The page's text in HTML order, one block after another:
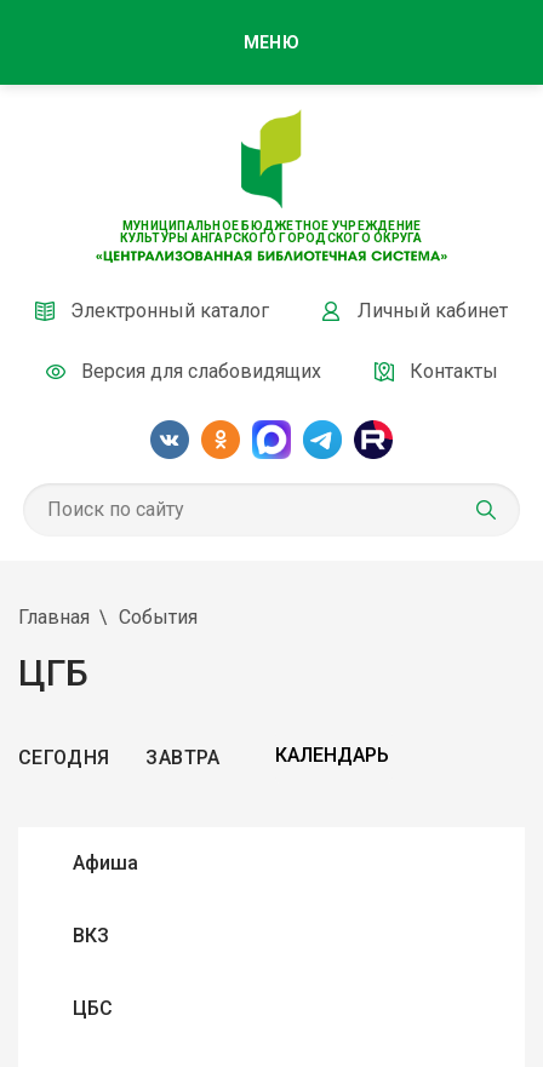
МУНИЦИПАЛЬНОЕ БЮДЖЕТНОЕ УЧРЕЖДЕНИЕ
КУЛЬТУРЫ АНГАРСКОГО ГОРОДСКОГО ОКРУГА
Электронный каталог Личный кабинет
Версия для слабовидящих Контакты
МЕНЮ
Главная События
ЦГБ
СЕГОДНЯ ЗАВТРА
Афиша
ВКЗ
ЦБС